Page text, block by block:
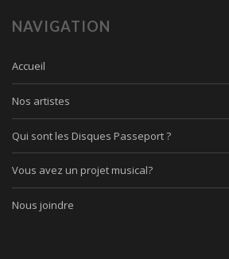
NAVIGATION
Accueil
Nos artistes
Qui sont les Disques Passeport ?
Vous avez un projet musical?
Nous joindre